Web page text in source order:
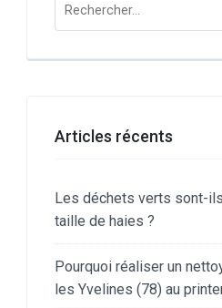
Articles récents
Les déchets verts sont-
taille de haies ?
Pourquoi réaliser un
les Yvelines (78) au